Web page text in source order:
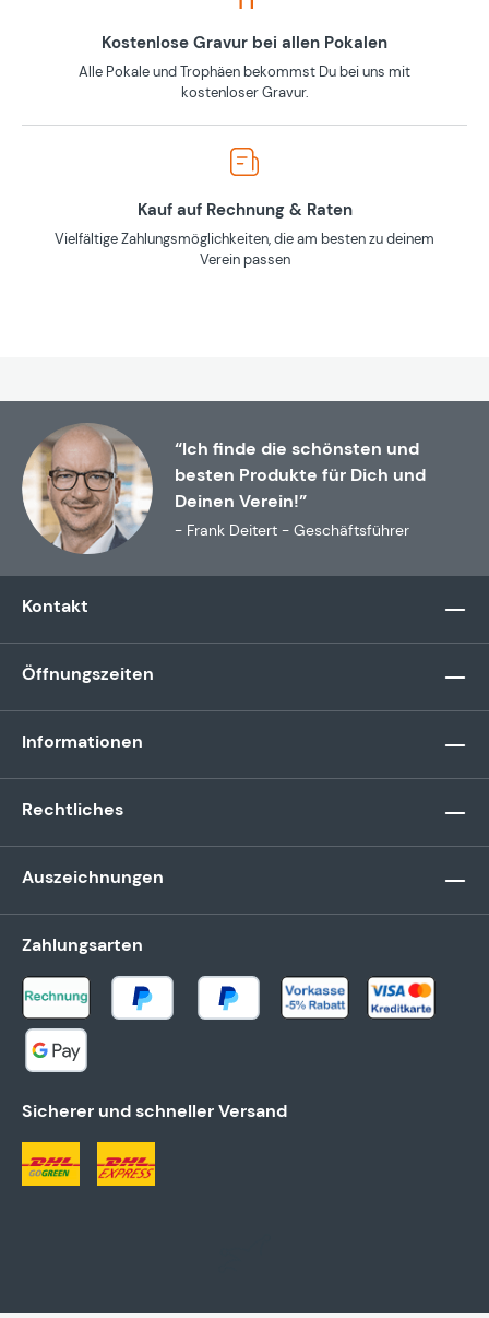
Kostenlose Gravur bei allen Pokalen
Alle Pokale und Trophäen bekommst Du bei uns mit
kostenloser Gravur.
Kauf auf Rechnung & Raten
Vielfältige Zahlungsmöglichkeiten, die am besten zu deinem
Verein passen
“Ich finde die schönsten und
besten Produkte für Dich und
Deinen Verein!”
- Frank Deitert - Geschäftsführer
Kontakt
Öffnungszeiten
Informationen
Rechtliches
Auszeichnungen
Zahlungsarten
Sicherer und schneller Versand